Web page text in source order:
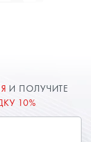
И ПОЛУЧИТЕ
10%